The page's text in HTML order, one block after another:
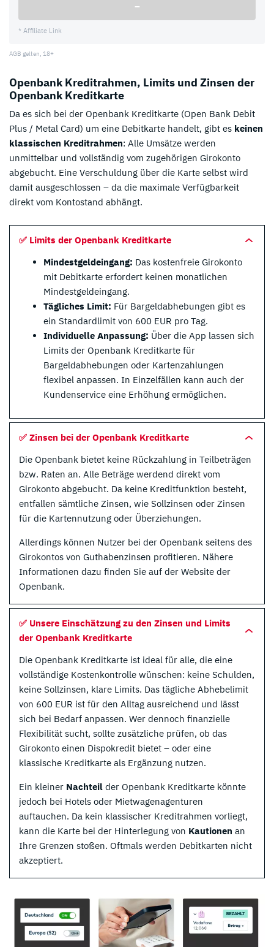
–
* Affiliate Link
AGB gelten, 18+
Openbank Kreditrahmen, Limits und Zinsen der
Openbank Kreditkarte
Da es sich bei der Openbank Kreditkarte (Open Bank Debit
Plus / Metal Card) um eine Debitkarte handelt, gibt es keinen
klassischen Kreditrahmen: Alle Umsätze werden
unmittelbar und vollständig vom zugehörigen Girokonto
abgebucht. Eine Verschuldung über die Karte selbst wird
damit ausgeschlossen – da die maximale Verfügbarkeit
direkt vom Kontostand abhängt.
✅ Limits der Openbank Kreditkarte
Mindestgeldeingang: Das kostenfreie Girokonto
mit Debitkarte erfordert keinen monatlichen
Mindestgeldeingang.
Tägliches Limit: Für Bargeldabhebungen gibt es
ein Standardlimit von 600 EUR pro Tag.
Individuelle Anpassung: Über die App lassen sich
Limits der Openbank Kreditkarte für
Bargeldabhebungen oder Kartenzahlungen
flexibel anpassen. In Einzelfällen kann auch der
Kundenservice eine Erhöhung ermöglichen.
✅ Zinsen bei der Openbank Kreditkarte
Die Openbank bietet keine Rückzahlung in Teilbeträgen
bzw. Raten an. Alle Beträge werdend direkt vom
Girokonto abgebucht. Da keine Kreditfunktion besteht,
entfallen sämtliche Zinsen, wie Sollzinsen oder Zinsen
für die Kartennutzung oder Überziehungen.
Allerdings können Nutzer bei der Openbank seitens des
Girokontos von Guthabenzinsen profitieren. Nähere
Informationen dazu finden Sie auf der Website der
Openbank.
✅ Unsere Einschätzung zu den Zinsen und Limits
der Openbank Kreditkarte
Die Openbank Kreditkarte ist ideal für alle, die eine
vollständige Kostenkontrolle wünschen: keine Schulden,
keine Sollzinsen, klare Limits. Das tägliche Abhebelimit
von 600 EUR ist für den Alltag ausreichend und lässt
sich bei Bedarf anpassen. Wer dennoch finanzielle
Flexibilität sucht, sollte zusätzliche prüfen, ob das
Girokonto einen Dispokredit bietet – oder eine
klassische Kreditkarte als Ergänzung nutzen.
Ein kleiner Nachteil der Openbank Kreditkarte könnte
jedoch bei Hotels oder Mietwagenagenturen
auftauchen. Da kein klassischer Kreditrahmen vorliegt,
kann die Karte bei der Hinterlegung von Kautionen an
Ihre Grenzen stoßen. Oftmals werden Debitkarten nicht
akzeptiert.